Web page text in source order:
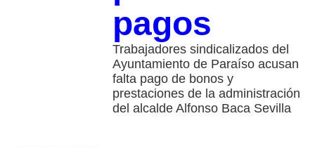
pagos
Trabajadores sindicalizados del
Ayuntamiento de Paraíso acusan
falta pago de bonos y
prestaciones de la administración
del alcalde Alfonso Baca Sevilla